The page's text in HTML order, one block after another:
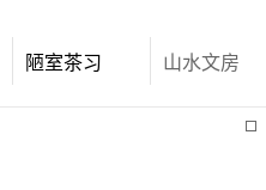
陋室茶习 山水文房